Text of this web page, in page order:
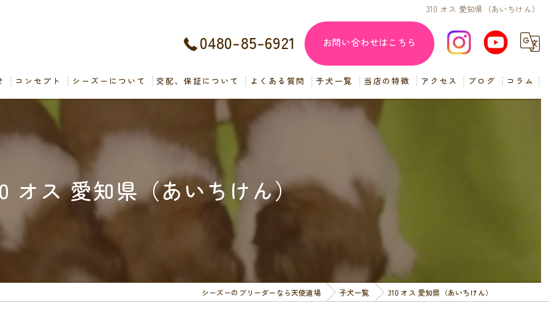
310 オス 愛知県（あいちけん）
0480-85-6921 お問い合わせはこちら
コンセプト シーズーについて 交配、保証について よくある質問 子犬一覧 当店の特徴
子犬販売
見学
アクセス ブログ コラム
オス 愛知県（あいちけん）
シーズーのブリーダーなら天使道場 子犬一覧 310 オス 愛知県（あいちけん）